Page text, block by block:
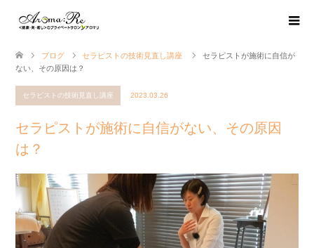
ブログ セラピストの技術見直し講座
セラピストが施術に自信が
ない、その原因は？
セラピストの技術見直し講座 2023.03.26
セラピストが施術に自信がない、その原因
は？